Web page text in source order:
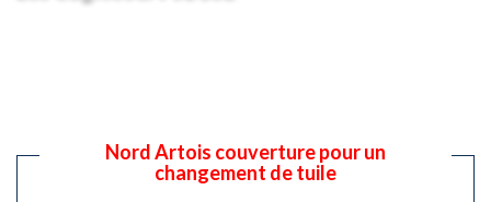
Nord Artois couverture pour un
changement de tuile